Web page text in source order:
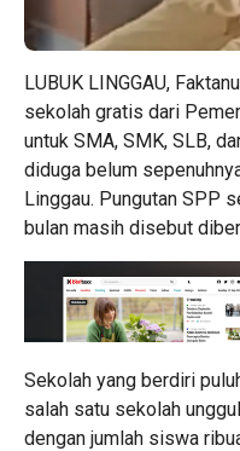
LUBUK LINGGAU,
sekolah gratis dari
untuk SMA, SMK, SLB,
diduga belum
Linggau. Pungutan SPP
bulan masih disebut
Sekolah yang berdiri
salah satu sekolah
dengan jumlah siswa